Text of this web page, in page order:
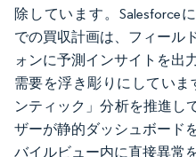
除しています。Salesforce
での買収計画は、フィール
ォンに予測インサイトを出
需要を浮き彫りにしていま
ンティック」分析を推進し
ザーが静的ダッシュボード
バイルビュー内に直接異常